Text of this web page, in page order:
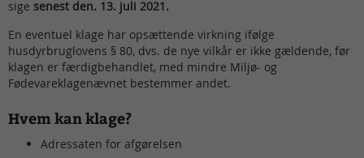
sige senest den. 13. juli 2021.
En eventuel klage har opsættende virkning ifølge
husdyrbruglovens § 80, dvs. de nye vilkår er ikke gældende, før
klagen er færdigbehandlet, med mindre Miljø- og
Fødevareklagenævnet bestemmer andet.
Hvem kan klage?
Adressaten for afgørelsen